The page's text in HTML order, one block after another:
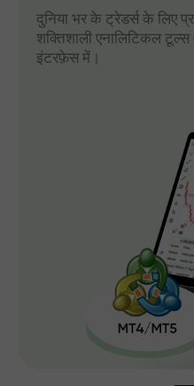
दुनिया भर के ट्रेडर्स के लिए
शक्तिशाली एनालिटिकल
इंटरफ़ेस में।